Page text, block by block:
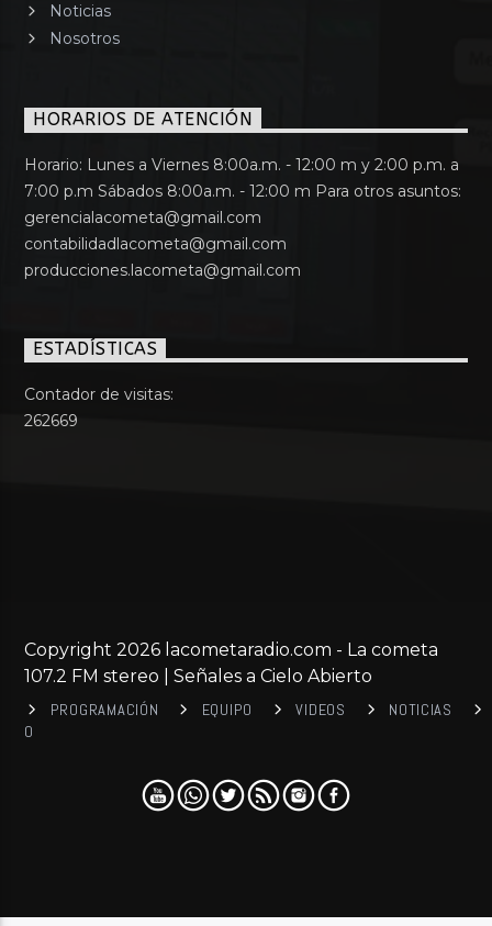
Noticias
Nosotros
HORARIOS DE ATENCIÓN
Horario: Lunes a Viernes 8:00a.m. - 12:00 m y 2:00 p.m. a
7:00 p.m Sábados 8:00a.m. - 12:00 m Para otros asuntos:
gerencialacometa@gmail.com
contabilidadlacometa@gmail.com
producciones.lacometa@gmail.com
ESTADÍSTICAS
Contador de visitas:
262669
Copyright 2026 lacometaradio.com - La cometa
107.2 FM stereo | Señales a Cielo Abierto
PROGRAMACIÓN EQUIPO VIDEOS
NOTICIAS
0